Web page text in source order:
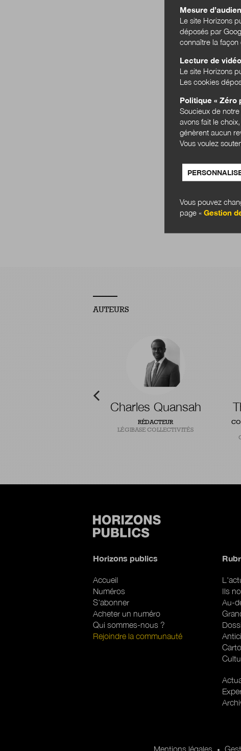
AUTEURS
Charles Quansah
RÉDACTEUR
LÉGIBASE COLLECTIVITÉS
Horizons publics
Accueil
Numéros
S'abonner
Acheter un numéro
Qui sommes-nous ?
Rejoindre la communauté
Ils
Au-
Mentions légales
Mesure
Le site Horizons
déposés par
connaître la façon
Lecture de
Le site Horizons
Les cookies
Politique « Zéro
Soucieux de
avons fait le
génèrent aucun
Vous voulez
Vous pouvez
page « Gestion